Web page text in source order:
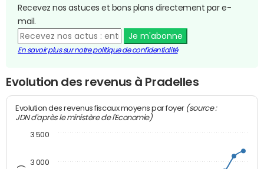
Recevez nos astuces et bons plans directement par e-
mail.
Je m'abonne
En savoir plus sur notre politique de confidentialité
Evolution des revenus à Pradelles
Evolution des revenus fiscaux moyens par foyer (source :
JDN d'après le ministère de l'Economie)
3 000
3 500